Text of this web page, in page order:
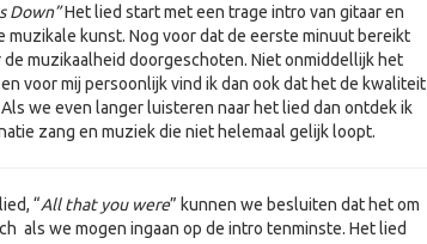
Down”Het lied start met een trage intro van gitaar en
kunst. Nog voor dat de eerste minuut bereikt
muzikaalheid doorgeschoten. Niet onmiddellijk het
voor mij persoonlijk vind ik dan ook dat het de kwaliteit
we even langer luisteren naar het lied dan ontdek ik
zang en muziek die niet helemaal gelijk loopt.
“All that you were” kunnen we besluiten dat het om
als we mogen ingaan op de intro tenminste. Het lied